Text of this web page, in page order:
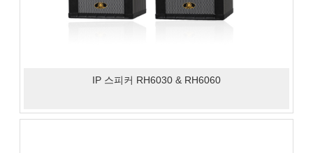
IP 스피커 RH6030 & RH6060